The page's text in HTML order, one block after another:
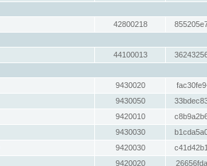
42800218
44100013
9430020
9430050
9420010
9430030
9420030
9420020